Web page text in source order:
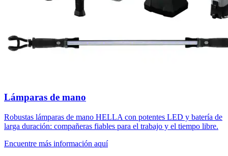
Lámparas de mano
Robustas lámparas de mano HELLA con potentes LED y batería de
larga duración: compañeras fiables para el trabajo y el tiempo libre.
Encuentre más información aquí